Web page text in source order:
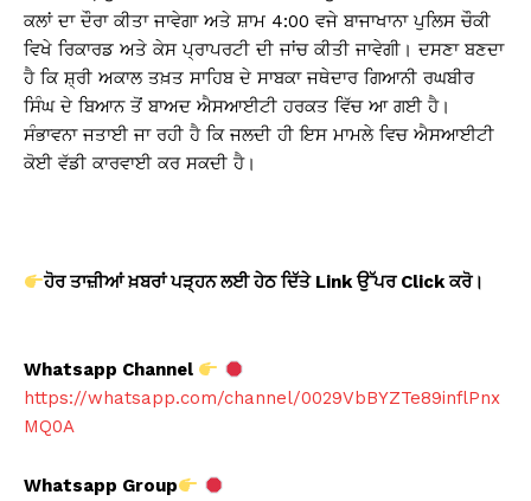
ਕਲਾਂ ਦਾ ਦੌਰਾ ਕੀਤਾ ਜਾਵੇਗਾ ਅਤੇ ਸ਼ਾਮ 4:00 ਵਜੇ ਬਾਜਾਖਾਨਾ ਪੁਲਿਸ ਚੌਕੀ
ਵਿਖੇ ਰਿਕਾਰਡ ਅਤੇ ਕੇਸ ਪ੍ਰਾਪਰਟੀ ਦੀ ਜਾਂਚ ਕੀਤੀ ਜਾਵੇਗੀ। ਦਸਣਾ ਬਣਦਾ
ਹੈ ਕਿ ਸ਼੍ਰੀ ਅਕਾਲ ਤਖ਼ਤ ਸਾਹਿਬ ਦੇ ਸਾਬਕਾ ਜਥੇਦਾਰ ਗਿਆਨੀ ਰਘਬੀਰ
ਸਿੰਘ ਦੇ ਬਿਆਨ ਤੋਂ ਬਾਅਦ ਐਸਆਈਟੀ ਹਰਕਤ ਵਿੱਚ ਆ ਗਈ ਹੈ।
ਸੰਭਾਵਨਾ ਜਤਾਈ ਜਾ ਰਹੀ ਹੈ ਕਿ ਜਲਦੀ ਹੀ ਇਸ ਮਾਮਲੇ ਵਿਚ ਐਸਆਈਟੀ
ਕੋਈ ਵੱਡੀ ਕਾਰਵਾਈ ਕਰ ਸਕਦੀ ਹੈ।
ਹੋਰ ਤਾਜ਼ੀਆਂ ਖ਼ਬਰਾਂ ਪੜ੍ਹਨ ਲਈ ਹੇਠ ਦਿੱਤੇ Linkਉੱਪਰ Clickਕਰੋ।
Whatsapp Channel
https://whatsapp.com/channel/0029VbBYZTe89inflPnx
MQ0A
Whatsapp Group